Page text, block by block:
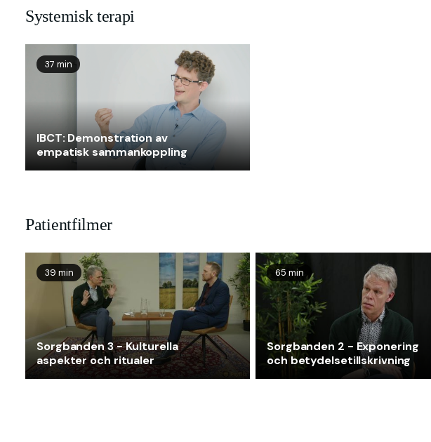
Systemisk terapi
37 min
IBCT: Demonstration av
empatisk sammankoppling
Patientfilmer
39 min
Sorgbanden 3 - Kulturella
aspekter och ritualer
65 min
Sorgbanden 2 - Exponering
och betydelsetillskrivning